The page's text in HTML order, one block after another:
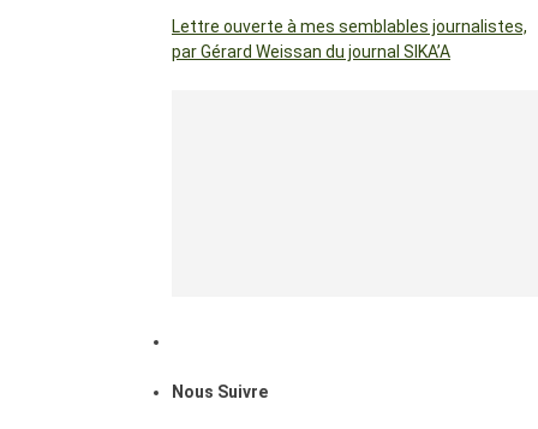
Lettre ouverte à mes semblables journalistes,
par Gérard Weissan du journal SIKA’A
Nous Suivre